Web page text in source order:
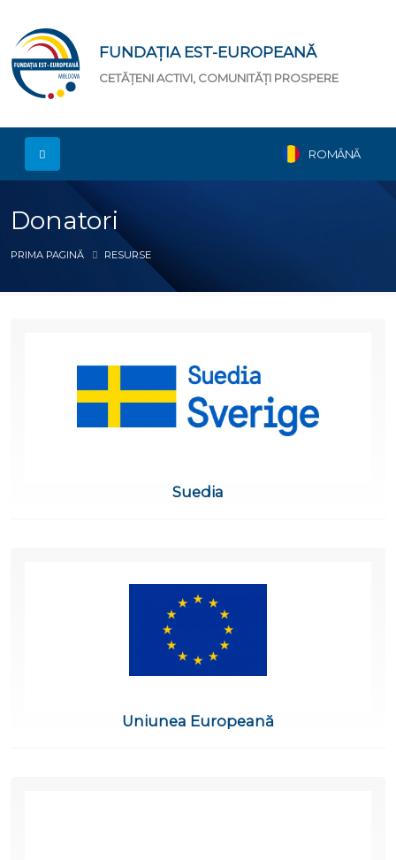
FUNDAȚIA EST-EUROPEANĂ
CETĂȚENI ACTIVI, COMUNITĂȚI PROSPERE
ROMÂNĂ
Donatori
PRIMA PAGINĂ RESURSE
Suedia
Uniunea Europeană